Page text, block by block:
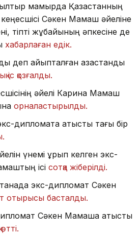
мамырда Қазақстанның
кеңесшісі Сәкен Мамаш әйеліне
тіпті жұбайының әпкесіне де
хабарлаған едік.
деп айыпталған қазақстандық
іс қозғалды.
әйелі Карина Мамаш
орналастырылды.
дипломатқа қатысты тағы бір
үнемі ұрып келген экс-
ісі сотқа жіберілді.
экс-дипломат Сәкен
отырысы басталды.
Сәкен Мамашқа қатысты